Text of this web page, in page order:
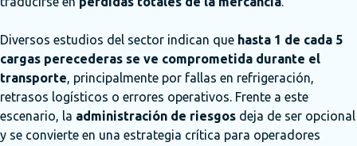
Diversos estudios del sector indican que hasta 1 de cada 5
cargas perecederas se ve comprometida durante el
transporte, principalmente por fallas en refrigeración,
retrasos logísticos o errores operativos. Frente a este
escenario, la administración de riesgos deja de ser opcional
y se convierte en una estrategia crítica para operadores